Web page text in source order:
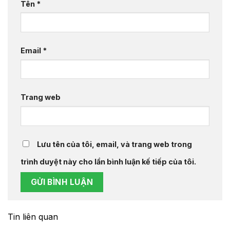
Tên *
Email *
Trang web
Lưu tên của tôi, email, và trang web trong
trình duyệt này cho lần bình luận kế tiếp của tôi.
Tin liên quan